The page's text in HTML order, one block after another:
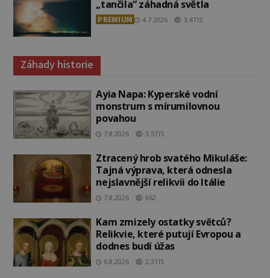
„tančila“ záhadná světla
PREMIUM 4.7.2026 3.4TIS
Záhady historie
Ayia Napa: Kyperské vodní
monstrum s mírumilovnou
povahou
7.8.2026 3.5TIS
Ztracený hrob svatého Mikuláše:
Tajná výprava, která odnesla
nejslavnější relikvii do Itálie
7.8.2026 962
Kam zmizely ostatky světců?
Relikvie, které putují Evropou a
dodnes budí úžas
6.8.2026 2.3TIS